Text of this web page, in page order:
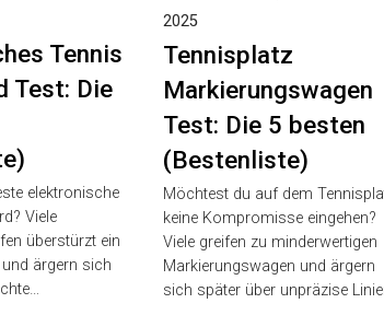
November 19,
elektronische
Viele
überstürzt
Tennisplatz
Markierungswagen
Test: Die 5 besten
(Bestenliste)
Lara Hoffmann
Möchtest du auf dem Tennisplatz
keine Kompromisse eingehen?
Viele greifen zu minderwertigen